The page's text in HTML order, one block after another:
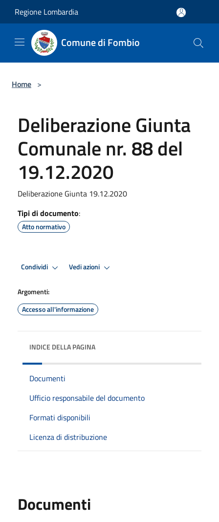
Regione Lombardia
Comune di Fombio
Home >
Deliberazione Giunta
Comunale nr. 88 del
19.12.2020
Deliberazione Giunta 19.12.2020
Tipi di documento:
Atto normativo
Condividi Vedi azioni
Argomenti:
Accesso all'informazione
INDICE DELLA PAGINA
Documenti
Ufficio responsabile del documento
Formati disponibili
Licenza di distribuzione
Documenti